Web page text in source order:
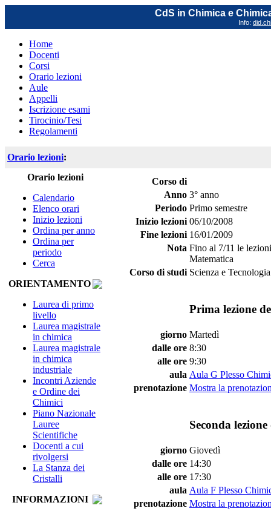
CdS in Chimica e
Info:
Home
Docenti
Corsi
Orario lezioni
Aule
Appelli
Iscrizione esami
Tirocinio/Tesi
Regolamenti
Orario lezioni:
Orario lezioni
Calendario
Elenco orari
Inizio lezioni
Ordina per anno
Ordina per
periodo
Cerca
ORIENTAMENTO
Laurea di primo
livello
Laurea magistrale
in chimica
Laurea magistrale
in chimica
industriale
Incontri Aziende
e Ordine dei
Chimici
Piano Nazionale
Lauree
Scientifiche
Docenti a cui
rivolgersi
La Stanza dei
Cristalli
INFORMAZIONI
Corso di
Anno 3° anno
Periodo Primo semestre
Inizio lezioni 06/10/2008
Fine lezioni 16/01/2009
Nota Fino al 7/11 le
Matematica
Corso di studi Scienza e
Prima lezione
giorno Martedì
dalle ore 8:30
alle ore 9:30
aula Aula G Plesso
prenotazione Mostra la
Seconda
giorno Giovedì
dalle ore 14:30
alle ore 17:30
aula Aula F Plesso
prenotazione Mostra la